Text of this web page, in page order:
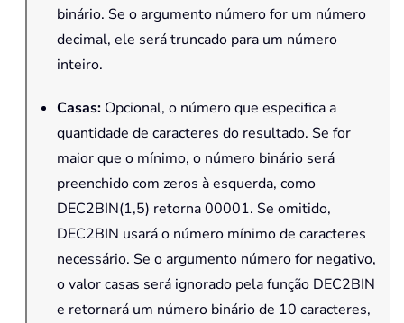
binário. Se o argumento número for um número
decimal, ele será truncado para um número
inteiro.
Casas: Opcional, o número que especifica a
quantidade de caracteres do resultado. Se for
maior que o mínimo, o número binário será
preenchido com zeros à esquerda, como
DEC2BIN(1,5) retorna 00001. Se omitido,
DEC2BIN usará o número mínimo de caracteres
necessário. Se o argumento número for negativo,
o valor casas será ignorado pela função DEC2BIN
e retornará um número binário de 10 caracteres,